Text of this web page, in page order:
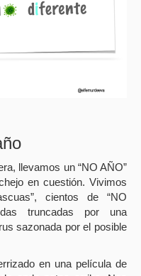
llevamos un “NO AÑO”
en cuestión. Vivimos
cientos de “NO
truncadas por una
sazonada por el posible
en una película de